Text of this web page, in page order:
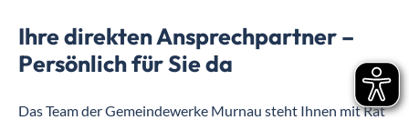
Ihre direkten Ansprechpartner –
Persönlich für Sie da
Das Team der Gemeindewerke Murnau steht Ihnen mit Rat